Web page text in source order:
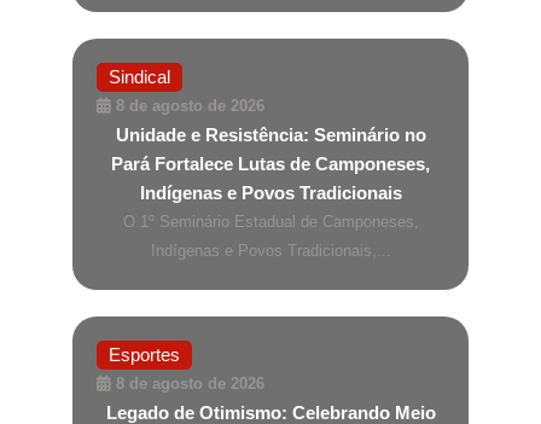
Sindical
8 de agosto de 2026
Unidade e Resistência: Seminário no
Pará Fortalece Lutas de Camponeses,
Indígenas e Povos Tradicionais
O 1º Seminário Estadual de Camponeses,
Indígenas e Povos Tradicionais,...
Esportes
8 de agosto de 2026
Legado de Otimismo: Celebrando Meio